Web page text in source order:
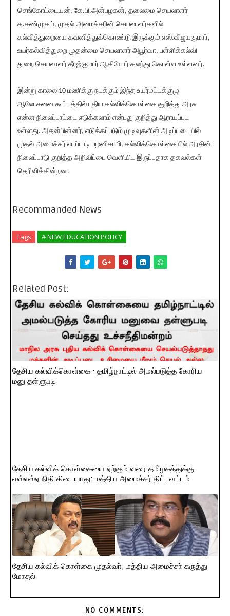
செங்கோட்டையன், கே.பி.அன்பழகன், தலைமை செயலாளர்
க.சண்முகம், முதல்-அமைச்சரின் செயலாளர்களில்
கல்வித்துறையை கவனித்துக்கொண்டு இருக்கும் எஸ்.விஜயகுமார்,
உயர்கல்வித்துறை முதன்மை செயலாளர் அபூர்வா, பள்ளிக்கல்வி
துறை செயலாளர் தீரஜ்குமார் ஆகியோர் கலந்து கொள்ள உள்ளனர்.
இன்று காலை 10 மணிக்கு நடக்கும் இந்த உயர்மட்டக்குழு
ஆலோசனை கூட்டத்தில் புதிய கல்விக்கொள்கை குறித்து அரசு
என்ன நிலைப்பாட்டை எடுக்கலாம் என்பது குறித்து ஆராயப்பட
உள்ளது. அதன்பின்னர், எடுக்கப்படும் முடிவுகளின் அடிப்படையில்
முதல்-அமைச்சர் எடப்பாடி பழனிசாமி, கல்விக்கொள்கையில் அரசின்
நிலைப்பாடு குறித்த அறிவிப்பை வெளியிட இருப்பதாக தகவல்கள்
தெரிவிக்கின்றன.
Recommanded News
Tags # NEW EDUCATION POLICY
Related Post:
தேசிய கல்விக்கொள்கை - தமிழ்நாட்டில் அமல்படுத்த கோரிய
மனு தள்ளுபடி
தேசிய கல்விக் கொள்கையை ஏற்கும் வரை தமிழகத்துக்கு
எஸ்எஸ்ஏ நிதி கிடையாது: மத்திய அமைச்சர் திட்டவட்டம்
தேசிய கல்விக் கொள்கை முதல்வா், மத்திய அமைச்சா் கருத்து
மோதல்
NO COMMENTS: